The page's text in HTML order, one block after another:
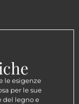
le esigenze
per le sue
del legno e